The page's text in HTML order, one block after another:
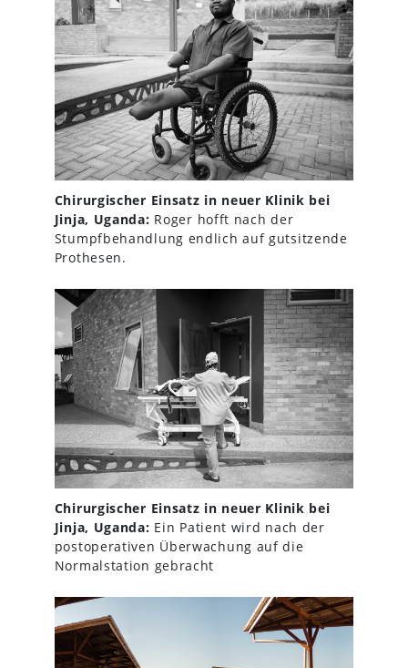
Chirurgischer Einsatz in neuer Klinik bei
Jinja, Uganda: Roger hofft nach der
Stumpfbehandlung endlich auf gutsitzende
Prothesen.
Chirurgischer Einsatz in neuer Klinik bei
Jinja, Uganda: Ein Patient wird nach der
postoperativen Überwachung auf die
Normalstation gebracht